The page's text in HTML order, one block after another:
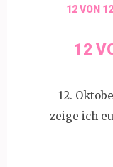
12 VON 12
12
12.
zeige ich